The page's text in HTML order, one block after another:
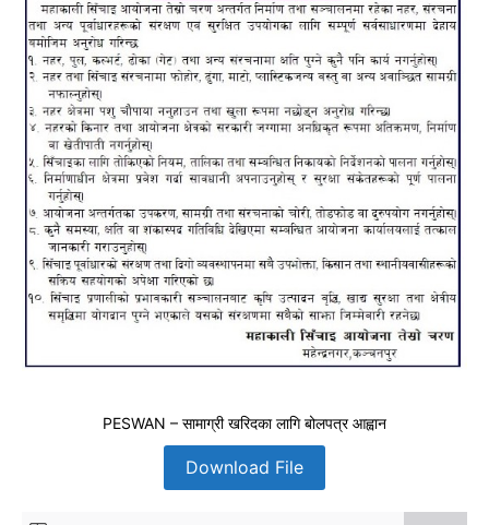
PESWAN – सामाग्री खरिदका लागि बोलपत्र आह्वान
Download File